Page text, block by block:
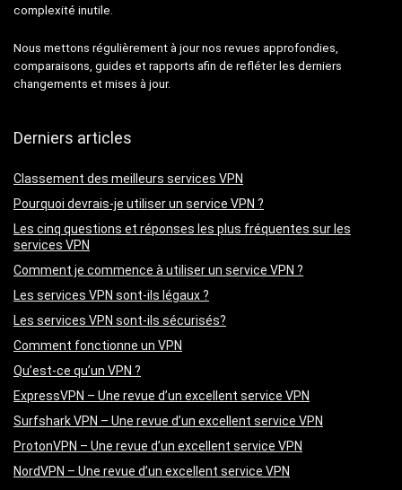
complexité inutile.
Nous mettons régulièrement à jour nos revues approfondies,
comparaisons, guides et rapports afin de refléter les derniers
changements et mises à jour.
Derniers articles
Classement des meilleurs services VPN
Pourquoi devrais-je utiliser un service VPN ?
Les cinq questions et réponses les plus fréquentes sur les
services VPN
Comment je commence à utiliser un service VPN ?
Les services VPN sont-ils légaux ?
Les services VPN sont-ils sécurisés?
Comment fonctionne un VPN
Qu’est-ce qu’un VPN ?
ExpressVPN – Une revue d’un excellent service VPN
Surfshark VPN – Une revue d’un excellent service VPN
ProtonVPN – Une revue d’un excellent service VPN
NordVPN – Une revue d’un excellent service VPN